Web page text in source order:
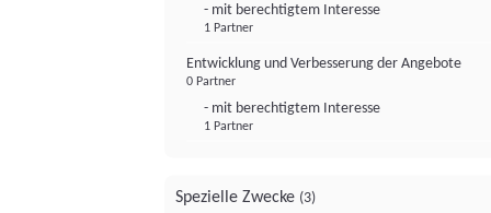
- mit berechtigtem Interesse
1 Partner
Entwicklung und Verbesserung der Angebote
0 Partner
- mit berechtigtem Interesse
1 Partner
Spezielle Zwecke (3)